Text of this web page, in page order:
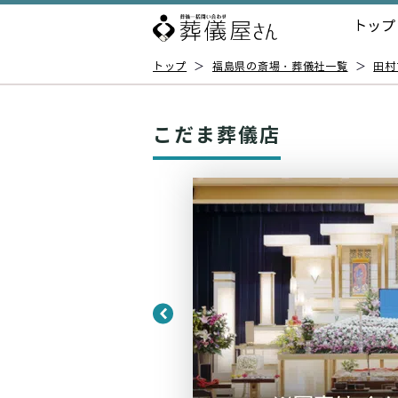
トップ
トップ ＞ 福島県の斎場・葬儀社一覧 ＞ 田
こだま葬儀店